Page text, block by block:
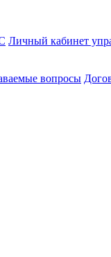
Личный кабинет
вопросы